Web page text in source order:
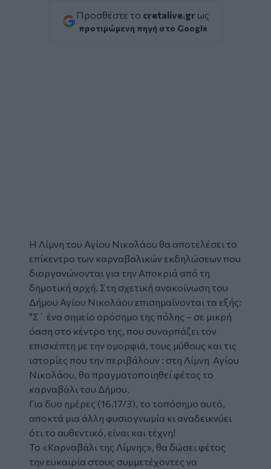
Προσθέστε το cretalive.gr ως
προτιμώμενη πηγή στο Google
Η Λίμνη του Αγίου Νικολάου θα αποτελέσει το
επίκεντρο των καρναβαλικών εκδηλώσεων που
διοργανώνονται για την Αποκριά από τη
δημοτική αρχή. Στη σχετική ανακοίνωση του
Δήμου Αγίου Νικολάου επισημαίνονται τα εξής:
"Σ΄ ένα σημείο ορόσημο της πόλης – σε μικρή
όαση στο κέντρο της, που συναρπάζει τον
επισκέπτη με την ομορφιά, τους μύθους και τις
ιστορίες που την περιβάλουν : στη Λίμνη Αγίου
Νικολάου, θα πραγματοποιηθεί φέτος το
καρναβάλι του Δήμου.
Για δυο ημέρες (16,17/3), το τοπόσημο αυτό,
αποκτά μια άλλη φυσιογνωμία κι αναδεικνύει
ότι το αυθεντικό, είναι και τέχνη!
Το «Καρναβάλι της Λίμνης», θα δώσει φέτος
την ευκαιρία στους συμμετέχοντες να